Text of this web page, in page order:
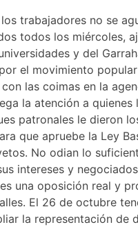
trabajadores no se
todos los miércoles,
y del
el movimiento
las coimas en la
la atención a quienes
patronales le dieron
que apruebe la Ley
No odian lo
intereses y
una oposición real y
El 26 de octubre
la representación de